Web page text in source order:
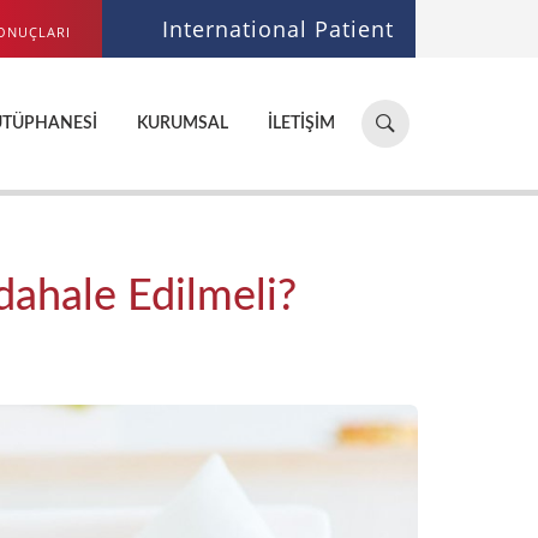
International Patient
Hastane,
doktor,
ara...
KURUMSAL İLETIŞIM
Edilmeli?